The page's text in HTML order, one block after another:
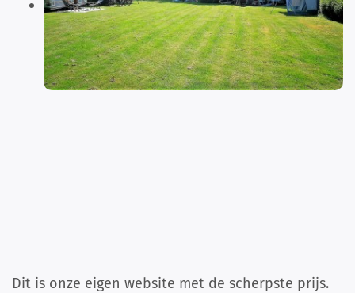
Dit is onze eigen website met de scherpste prijs.